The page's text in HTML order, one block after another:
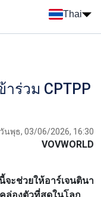
Thai
ร่วม CPTPP
วันพุธ, 03/06/2026, 16:30
VOVWORLD
จะช่วยให้อาร์เจนตินา
ล่องตัวที่สุดในโลก